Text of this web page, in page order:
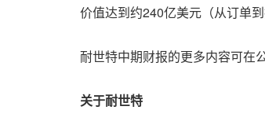
价值达到约240亿美元（从订单
耐世特中期财报的更多内容可在
关于耐世特